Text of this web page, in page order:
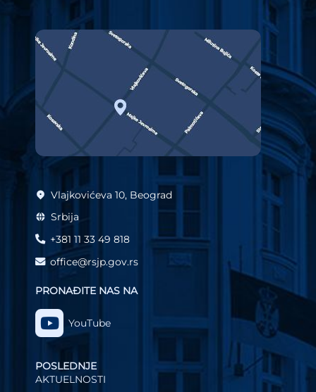
Vlajkovićeva 10, Beograd
Srbija
+381 11 33 49 818
office@rsjp.gov.rs
PRONAĐITE NAS NA
YouTube
POSLEDNJE
AKTUELNOSTI